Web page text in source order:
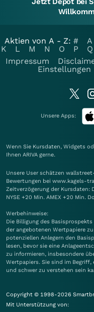
Aktien von A - Z: # A
K
L M N O P Q
Impressum
Einstellungen
Unsere Apps:
Wenn Sie Kursdaten, Widgets
Ihnen ARIVA gerne.
Unsere User schätzen
Bewertungen bei www.kagels-
Zeitverzögerung der Kursdaten:
NYSE +20 Min. AMEX +20 Min.
Werbehinweise:
Die Billigung des
der angebotenen Wertpapiere
potenziellen Anlegern den
lesen, bevor sie eine
zu informieren, insbesondere
Wertpapiers. Sie sind im
und schwer zu verstehen sein
Copyright © 1998-2026
Mit Unterstützung von: